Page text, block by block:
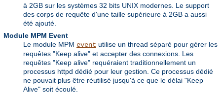
à 2GB sur les systèmes 32 bits UNIX modernes. Le support
des corps de requête d'une taille supérieure à 2GB a aussi
été ajouté.
Module MPM Event
Le module MPM event utilise un thread séparé pour gérer les
requêtes "Keep alive" et accepter des connexions. Les
requêtes "Keep alive" requéraient traditionnellement un
processus httpd dédié pour leur gestion. Ce processus dédié
ne pouvait plus être réutilisé jusqu'à ce que le délai "Keep
Alive" soit écoulé.